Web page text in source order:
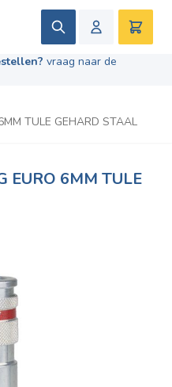
Zoek
vraag naar de
op 669recensies
TULE GEHARD STAAL
EURO 6MM TULE